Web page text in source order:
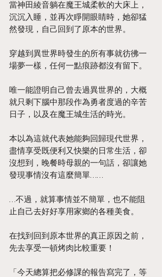
當神田綾音躺在魔王城柔軟的大床上，
沉沉入睡，並再次睜開眼睛時，她卻猛
然發現，自己回到了原本的世界。
穿越到異世界時發生的所有事就彷彿一
場夢一樣，任何一點痕跡都沒有留下。
唯一能證明自己曾去過異世界的，大概
就只剩下腦中那段作為勇者度過的辛苦
日子，以及在魔王城生活的時光。
本以為這就代表她能夠回歸現代世界，
盡情享受既便利又快樂的日常生活，卻
沒想到，晚餐時母親的一句話，卻讓她
發現事情沒有這麼簡單……
…不過，就算事情並不簡單，也不能阻
止自己去好好享用家鄉的各種美食。
在找到回到原本世界的真正原因之前，
先去享受一頓烤肉比較重要！
「今天總算把必修課的報告寫完了，等